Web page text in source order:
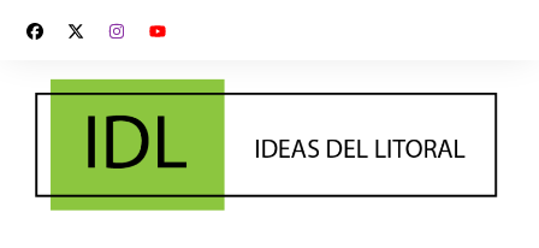
contenido